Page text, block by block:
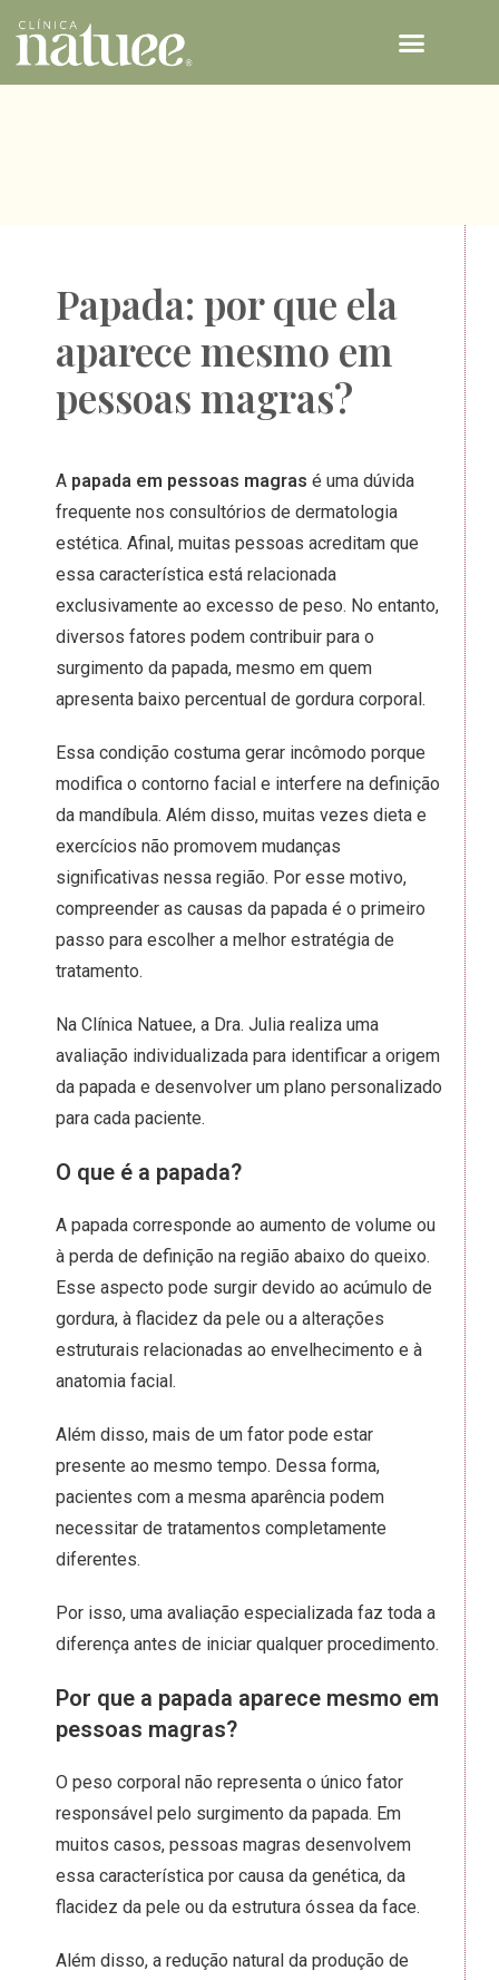
Papada: por que ela
aparece mesmo em
pessoas magras?
A papada em pessoas magras é uma dúvida
frequente nos consultórios de dermatologia
estética. Afinal, muitas pessoas acreditam que
essa característica está relacionada
exclusivamente ao excesso de peso. No entanto,
diversos fatores podem contribuir para o
surgimento da papada, mesmo em quem
apresenta baixo percentual de gordura corporal.
Essa condição costuma gerar incômodo porque
modifica o contorno facial e interfere na definição
da mandíbula. Além disso, muitas vezes dieta e
exercícios não promovem mudanças
significativas nessa região. Por esse motivo,
compreender as causas da papada é o primeiro
passo para escolher a melhor estratégia de
tratamento.
Na Clínica Natuee, a Dra. Julia realiza uma
avaliação individualizada para identificar a origem
da papada e desenvolver um plano personalizado
para cada paciente.
O que é a papada?
A papada corresponde ao aumento de volume ou
à perda de definição na região abaixo do queixo.
Esse aspecto pode surgir devido ao acúmulo de
gordura, à flacidez da pele ou a alterações
estruturais relacionadas ao envelhecimento e à
anatomia facial.
Além disso, mais de um fator pode estar
presente ao mesmo tempo. Dessa forma,
pacientes com a mesma aparência podem
necessitar de tratamentos completamente
diferentes.
Por isso, uma avaliação especializada faz toda a
diferença antes de iniciar qualquer procedimento.
Por que a papada aparece mesmo em
pessoas magras?
O peso corporal não representa o único fator
responsável pelo surgimento da papada. Em
muitos casos, pessoas magras desenvolvem
essa característica por causa da genética, da
flacidez da pele ou da estrutura óssea da face.
Além disso, a redução natural da produção de